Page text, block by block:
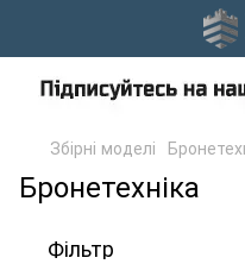
Збірні моделі
Бронетехніка
Фільтр